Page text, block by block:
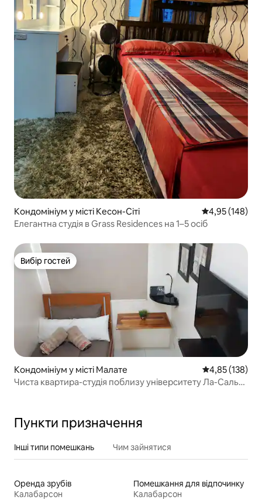
Кондомініум у місті Кесон-Сіті Середня
4,95 (148)
Елегантна студія в Grass Residences на 1–5 осіб
Вибір гостей
Вибір гостей
Кондомініум у місті Малате Середня
4,85 (138)
Чиста квартира-студія поблизу університету Ла-Сальє
Пункти призначення
Інші типи помешкань Чим зайнятися
Оренда зрубів
Калабарсон
Помешкання для відпочинку
Калабарсон